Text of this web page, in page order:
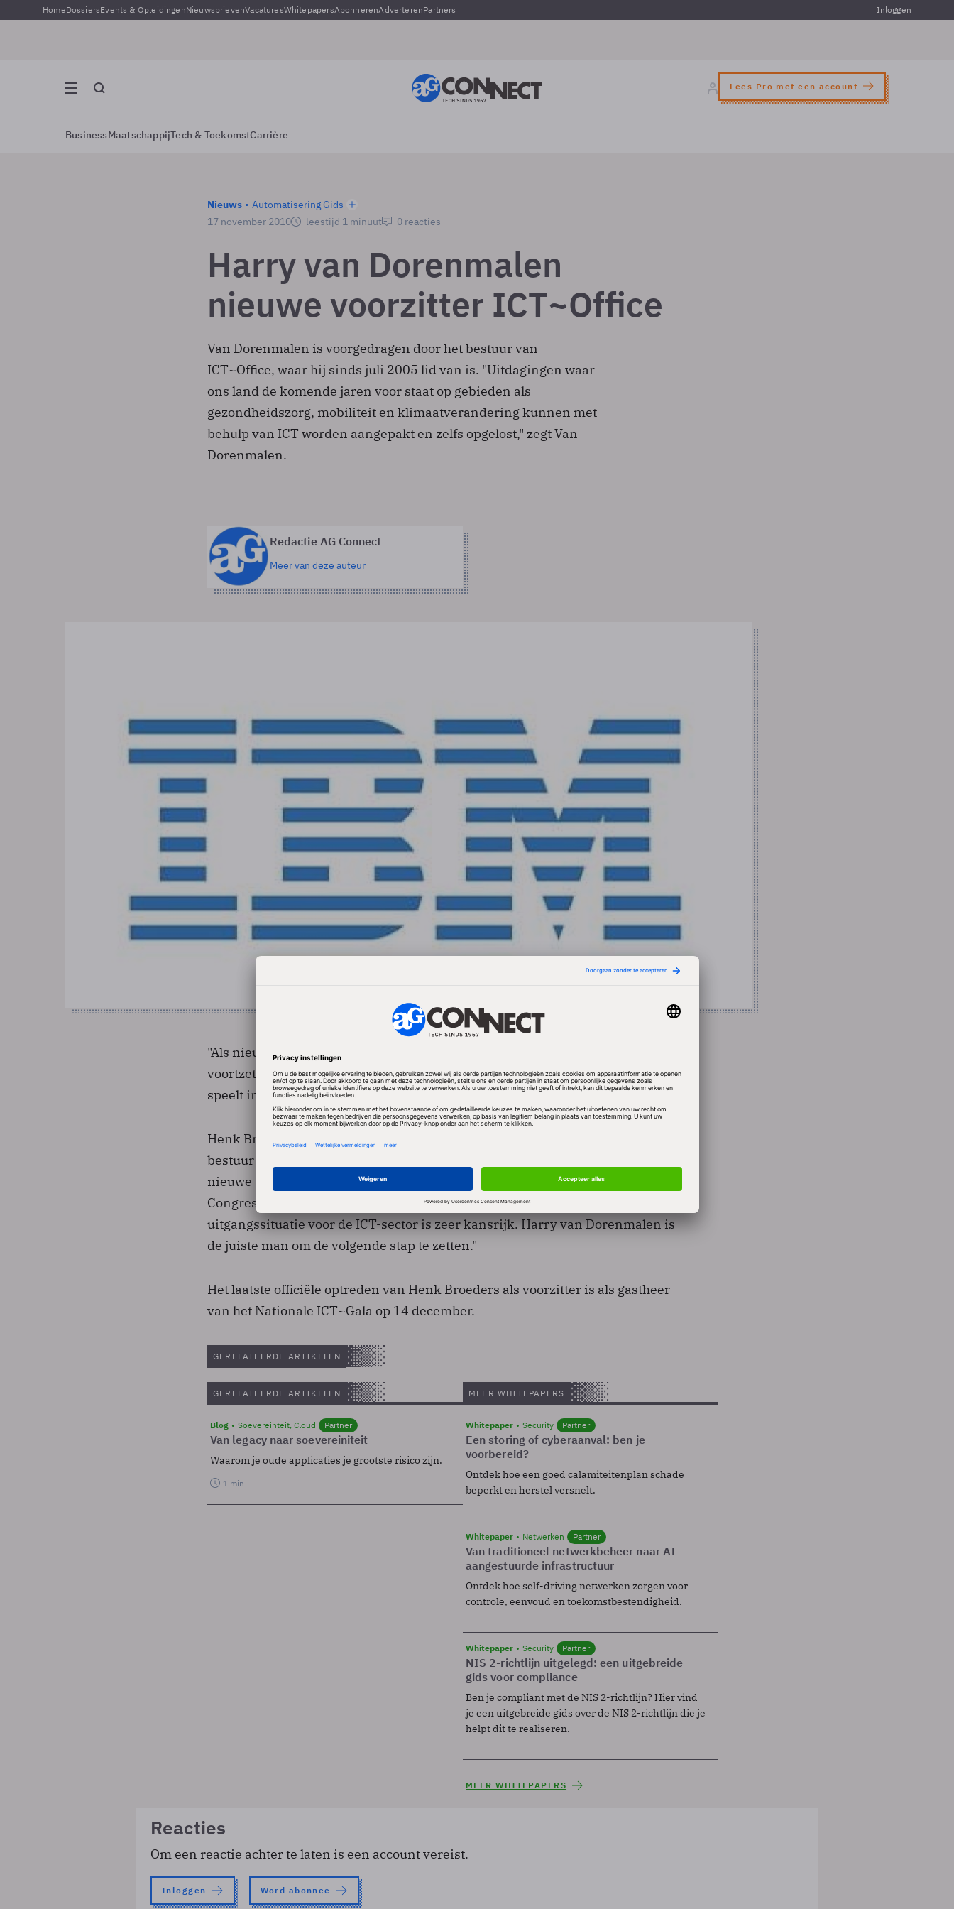
HomeDossiersEvents & OpleidingenNieuwsbrievenVacaturesWhitepapersAbonnerenAdverterenPartners Inloggen
Lees Pro met een account
BusinessMaatschappijTech & ToekomstCarrière
Nieuws
Automatisering Gids
17 november 2010
leestijd 1 minuut 0 reacties
Harry van Dorenmalen
nieuwe voorzitter ICT~Office
Van Dorenmalen is voorgedragen door het bestuur van
ICT~Office, waar hij sinds juli 2005 lid van is. "Uitdagingen waar
ons land de komende jaren voor staat op gebieden als
gezondheidszorg, mobiliteit en klimaatverandering kunnen met
behulp van ICT worden aangepakt en zelfs opgelost," zegt Van
Dorenmalen.
Redactie AG Connect
Meer van deze auteur
"Als nieuwe voorzitter zal ik het goede werk van Henk Broeders op dit gebied
voortzetten, zodat de ICT-sector ook de komende jaren een prominente rol
speelt in het dienen van de nationale agenda."
Henk Broeders blijft als vertrekkend voorzitter deel uitmaken van het
bestuur van ICT~Office. Broeders: "Na 13 jaar is de tijd meer dan rijp voor een
nieuwe voorzitter. Gezien de belangen die gemoeid waren met het World
Congress on IT leek het mij wijs dat traject nog als voorzitter af te ronden. De
uitgangssituatie voor de ICT-sector is zeer kansrijk. Harry van Dorenmalen is
de juiste man om de volgende stap te zetten."
Het laatste officiële optreden van Henk Broeders als voorzitter is als gastheer
van het Nationale ICT~Gala op 14 december.
GERELATEERDE ARTIKELEN
GERELATEERDE ARTIKELEN
Blog Soevereinteit, Cloud Partner
Van legacy naar soevereiniteit
Waarom je oude applicaties je grootste risico zijn.
1 min
MEER WHITEPAPERS
Whitepaper Security Partner
Een storing of cyberaanval: ben je
voorbereid?
Ontdek hoe een goed calamiteitenplan schade
beperkt en herstel versnelt.
Whitepaper Netwerken Partner
Van traditioneel netwerkbeheer naar AI
aangestuurde infrastructuur
Ontdek hoe self-driving netwerken zorgen voor
controle, eenvoud en toekomstbestendigheid.
Whitepaper Security Partner
NIS 2-richtlijn uitgelegd: een uitgebreide
gids voor compliance
Ben je compliant met de NIS 2-richtlijn? Hier vind
je een uitgebreide gids over de NIS 2-richtlijn die je
helpt dit te realiseren.
MEER WHITEPAPERS
Reacties
Om een reactie achter te laten is een account vereist.
Inloggen Word abonnee